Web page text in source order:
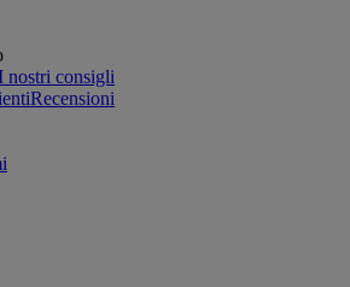
nostri consigli
Recensioni